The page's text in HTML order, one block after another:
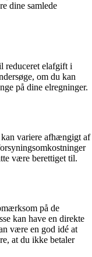
dine samlede
reduceret elafgift i
om du kan
på dine elregninger.
variere afhængigt af
være berettiget til.
på de
kan have en direkte
være en god idé at
at du ikke betaler